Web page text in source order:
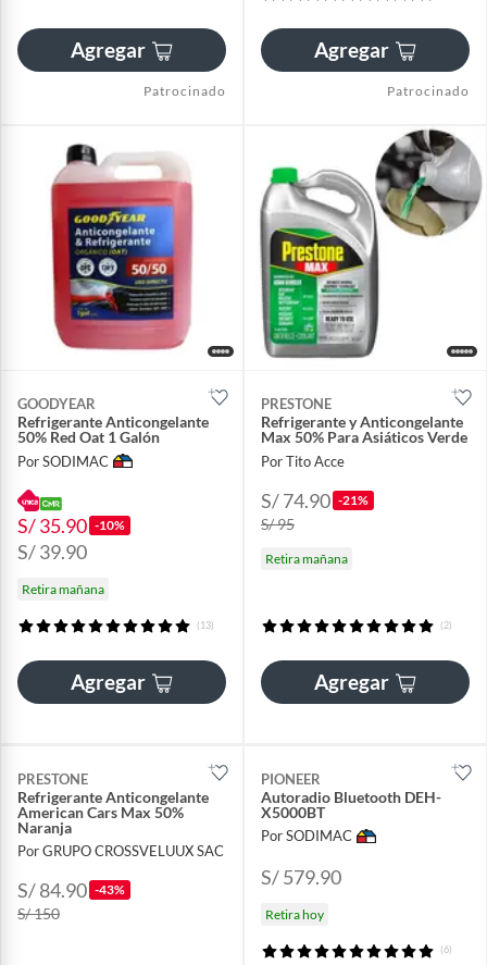
Agregar
Patrocinado
Agregar
Patrocinado
GOODYEAR
Refrigerante Anticongelante
50% Red Oat 1 Galón
Por SODIMAC
S/ 35.90 -10%
S/ 39.90
Retira mañana
(13)
Agregar
PRESTONE
Refrigerante y Anticongelante
Max 50% Para Asiáticos Verde
Por Tito Acce
S/ 74.90 -21%
S/ 95
Retira mañana
(2)
Agregar
PRESTONE
Refrigerante Anticongelante
American Cars Max 50%
Naranja
Por GRUPO CROSSVELUUX SAC
S/ 84.90 -43%
S/ 150
PIONEER
Autoradio Bluetooth DEH-
X5000BT
Por SODIMAC
S/ 579.90
Retira hoy
(6)